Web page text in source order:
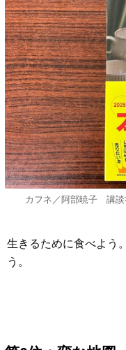
カフネ／阿部暁子 講談
生きるために食べよう
う。